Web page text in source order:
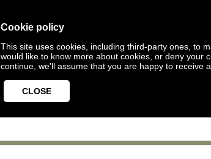
Cookie policy
This site uses cookies, including third-party ones, to
would like to know more about cookies, or deny your
continue, we'll assume that you are happy to receive
CLOSE